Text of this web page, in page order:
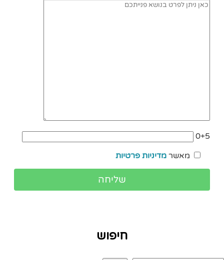
0+5
מאשרמדיניות פרטיות
חיפוש